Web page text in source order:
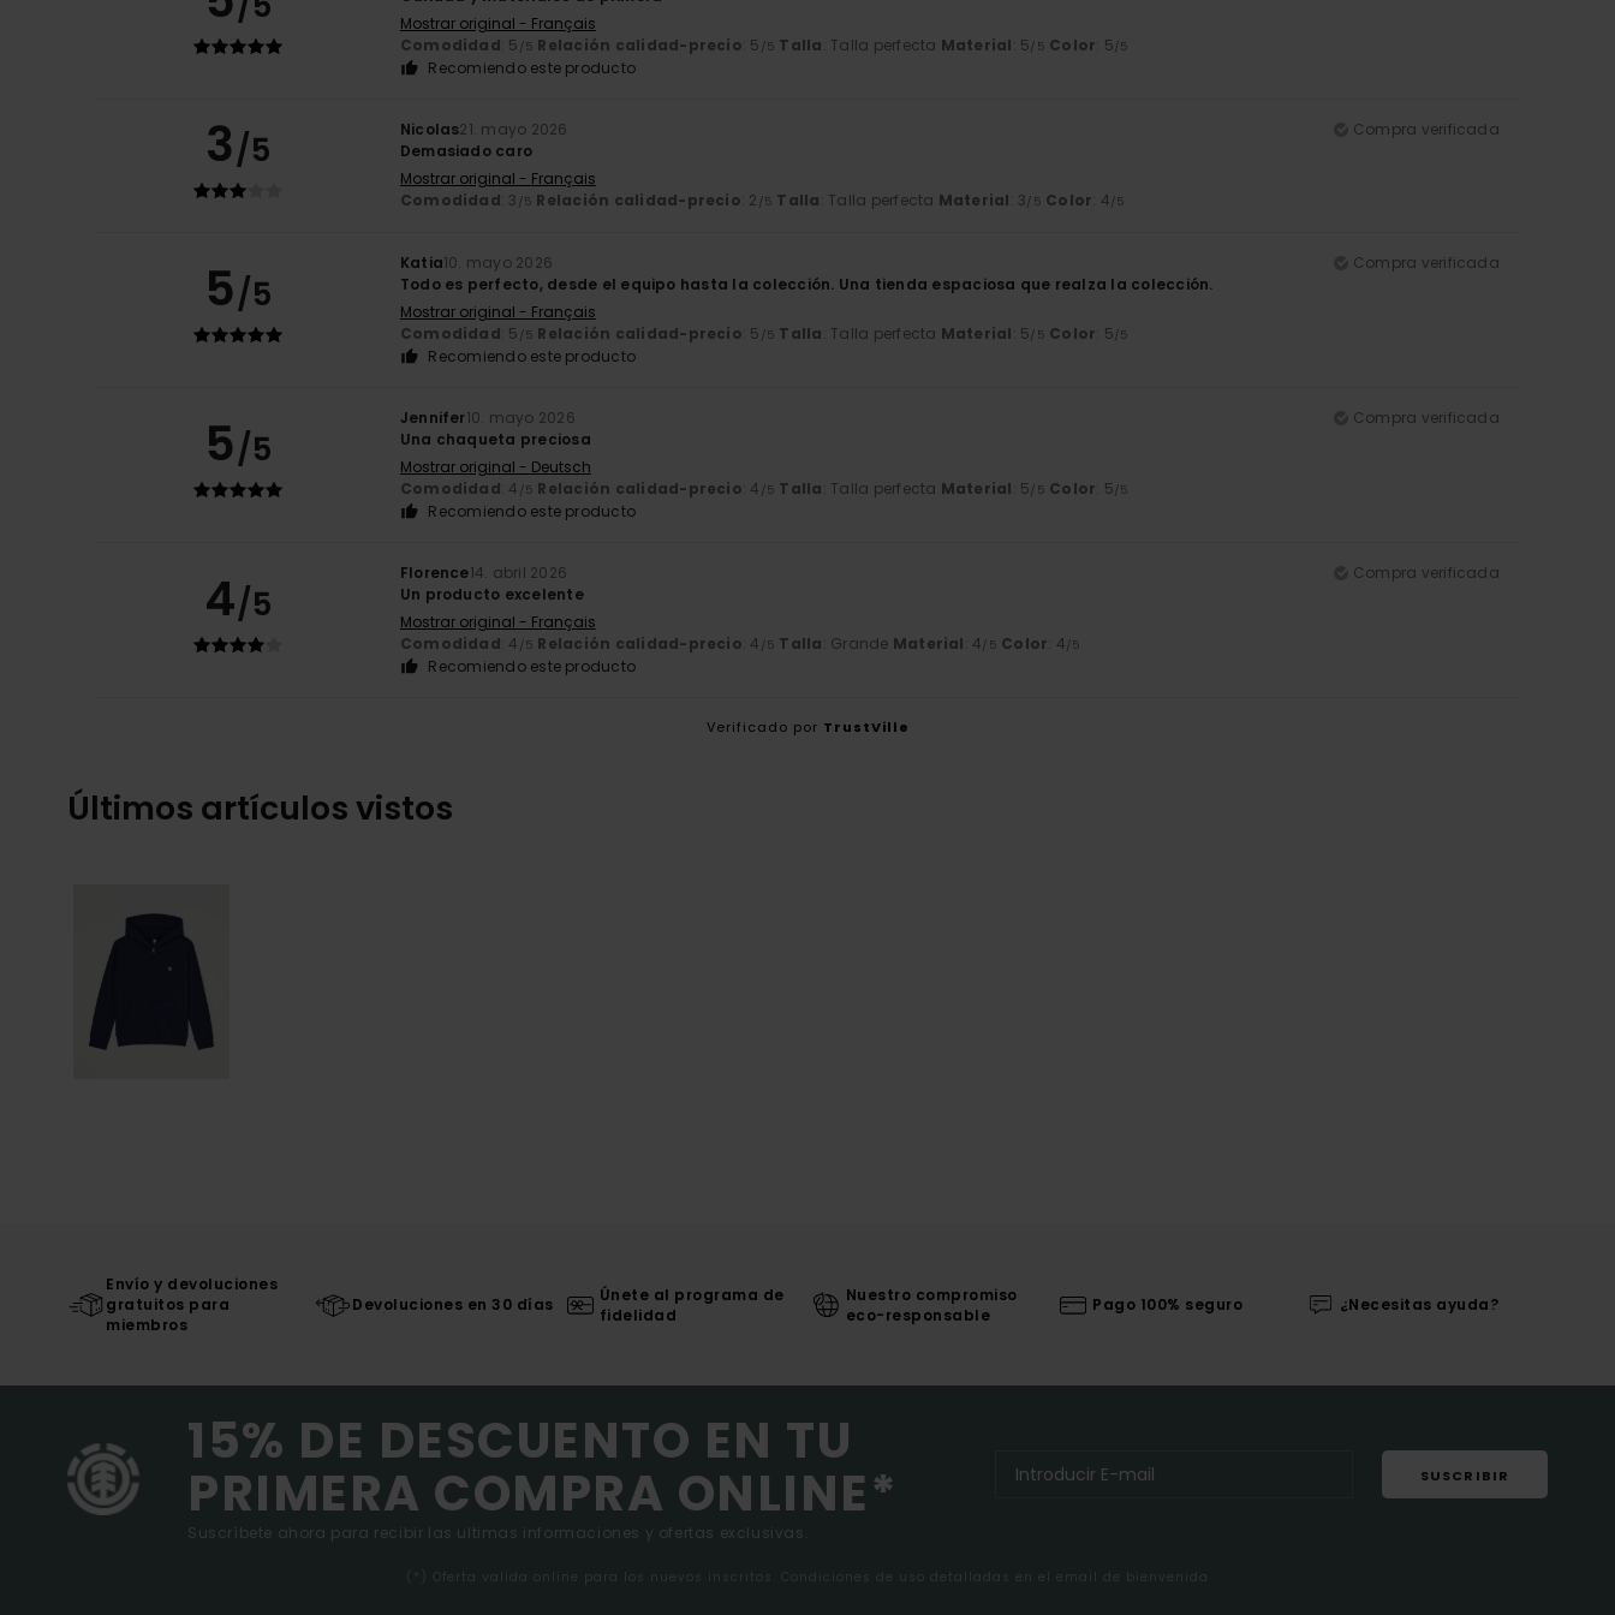
Mostrar original - Français
Comodidad: 5 /5 Relación calidad-precio: 5 /5 Talla: Talla perfecta Material: 5/5 Color: 5/5
Recomiendo este producto
3/5 Nicolas21. mayo 2026
Compra verificada
Demasiado caro
Mostrar original - Français
Comodidad: 3 /5 Relación calidad-precio: 2 /5 Talla: Talla perfecta Material: 3/5 Color: 4/5
5/5
Katia10. mayo 2026
Compra verificada
Todo es perfecto, desde el equipo hasta la colección. Una tienda espaciosa que realza la colección.
Mostrar original - Français
Comodidad: 5 /5 Relación calidad-precio: 5 /5 Talla: Talla perfecta Material: 5/5 Color: 5/5
Recomiendo este producto
5/5
Jennifer10. mayo 2026
Compra verificada
Una chaqueta preciosa
Mostrar original - Deutsch
Comodidad: 4 /5 Relación calidad-precio: 4 /5 Talla: Talla perfecta Material: 5/5 Color: 5/5
Recomiendo este producto
4/5
Florence14. abril 2026
Compra verificada
Un producto excelente
Mostrar original - Français
Comodidad: 4 /5 Relación calidad-precio: 4 /5 Talla: Grande Material: 4/5 Color: 4/5
Recomiendo este producto
Verificado por TrustVille
Últimos artículos vistos
Envío y devoluciones
gratuitos para
miembros
Devoluciones en 30 días
Únete al programa de
fidelidad
Nuestro compromiso
eco-responsable
Pago 100% seguro ¿Necesitas ayuda?
15% DE DESCUENTO EN TU
PRIMERA COMPRA ONLINE*
Suscríbete ahora para recibir las ultimas informaciones y ofertas exclusivas.
SUSCRIBIR
(*) Oferta valida online para los nuevos inscritos. Condiciones de uso detalladas en el email de bienvenida